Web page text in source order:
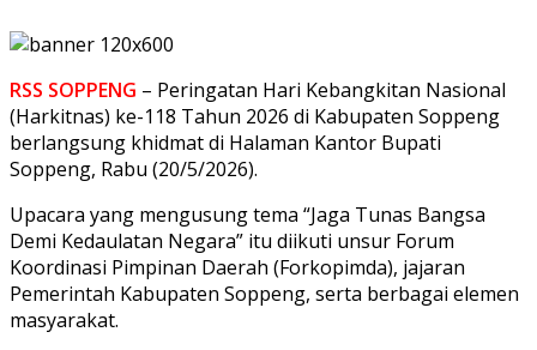
RSS SOPPENG – Peringatan Hari Kebangkitan Nasional
(Harkitnas) ke-118 Tahun 2026 di Kabupaten Soppeng
berlangsung khidmat di Halaman Kantor Bupati
Soppeng, Rabu (20/5/2026).
Upacara yang mengusung tema “Jaga Tunas Bangsa
Demi Kedaulatan Negara” itu diikuti unsur Forum
Koordinasi Pimpinan Daerah (Forkopimda), jajaran
Pemerintah Kabupaten Soppeng, serta berbagai elemen
masyarakat.